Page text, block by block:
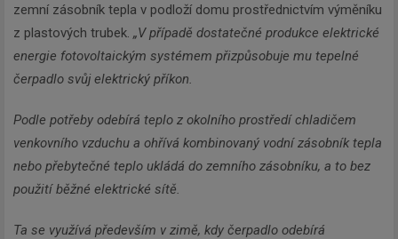
zemní zásobník tepla v podloží domu prostřednictvím výměníku
z plastových trubek. „V případě dostatečné produkce elektrické
energie fotovoltaickým systémem přizpůsobuje mu tepelné
čerpadlo svůj elektrický příkon.
Podle potřeby odebírá teplo z okolního prostředí chladičem
venkovního vzduchu a ohřívá kombinovaný vodní zásobník tepla
nebo přebytečné teplo ukládá do zemního zásobníku, a to bez
použití běžné elektrické sítě.
Ta se využívá především v zimě, kdy čerpadlo odebírá